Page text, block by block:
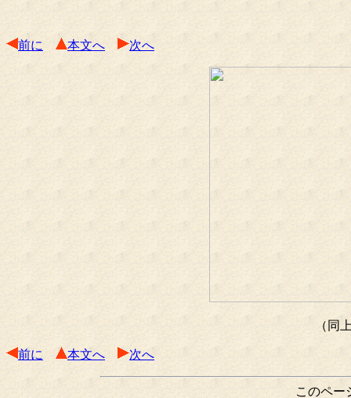
前に 本文へ 次へ
（同
前に 本文へ 次へ
このペー